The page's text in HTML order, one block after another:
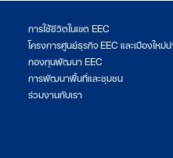
การใช้ชีวิตในเขต EEC
โครงการศูนย์ธุรกิจ EEC และเมืองใหม่
กองทุนพัฒนา EEC
การพัฒนาพื้นที่และชุมชน
ร่วมงานกับเรา